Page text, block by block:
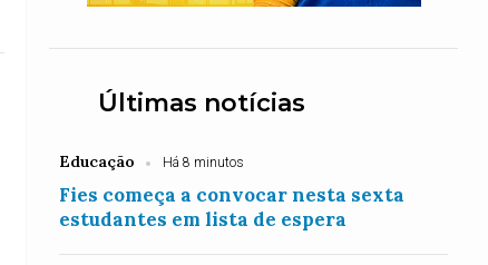
Últimas notícias
Educação Há 8 minutos
Fies começa a convocar nesta sexta
estudantes em lista de espera